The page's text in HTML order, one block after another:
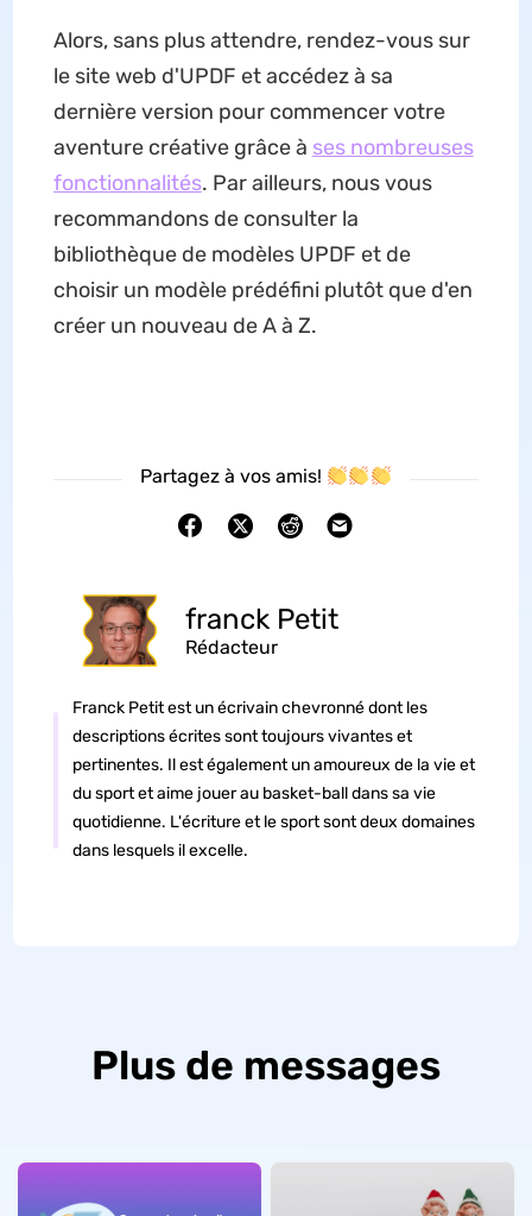
Alors, sans plus attendre, rendez-vous sur
le site web d'UPDF et accédez à sa
dernière version pour commencer votre
aventure créative grâce à ses nombreuses
fonctionnalités. Par ailleurs, nous vous
recommandons de consulter la
bibliothèque de modèles UPDF et de
choisir un modèle prédéfini plutôt que d'en
créer un nouveau de A à Z.
Partagez à vos amis!
franck Petit
Rédacteur
Franck Petit est un écrivain chevronné dont les
descriptions écrites sont toujours vivantes et
pertinentes. Il est également un amoureux de la vie et
du sport et aime jouer au basket-ball dans sa vie
quotidienne. L'écriture et le sport sont deux domaines
dans lesquels il excelle.
Plus de messages